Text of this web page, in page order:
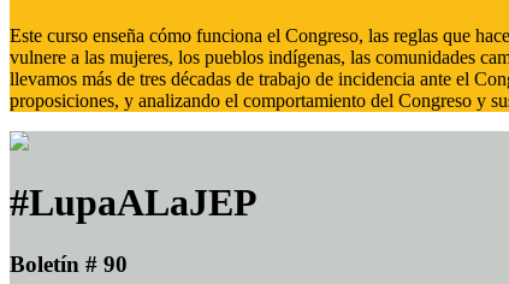
Este curso enseña cómo funciona el Congreso, las reglas que
vulnere a las mujeres, los pueblos indígenas, las comunidades
llevamos más de tres décadas de trabajo de incidencia ante el
proposiciones, y analizando el comportamiento del Congreso y
#LupaALaJEP
Boletín # 90